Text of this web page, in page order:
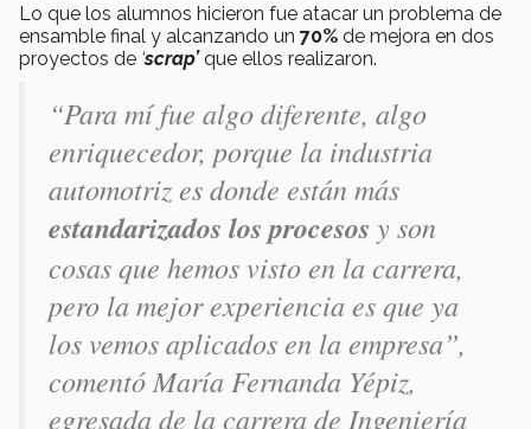
Lo que los alumnos hicieron fue atacar un problema de
ensamble final y alcanzando un 70% de mejora en dos
proyectos de ‘scrap’que ellos realizaron.
“Para mí fue algo diferente, algo
enriquecedor, porque la industria
automotriz es donde están más
estandarizados los procesos y son
cosas que hemos visto en la carrera,
pero la mejor experiencia es que ya
los vemos aplicados en la empresa”,
comentó María Fernanda Yépiz,
egresada de la carrera de Ingeniería